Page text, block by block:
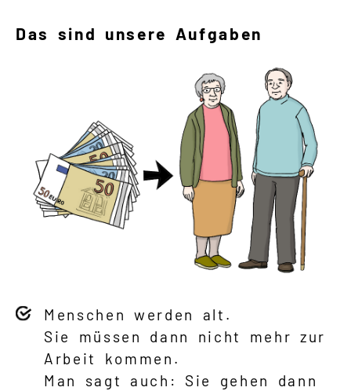
Das sind unsere Aufgaben
Menschen werden alt.
Sie müssen dann nicht mehr zur
Arbeit kommen.
Man sagt auch: Sie gehen dann